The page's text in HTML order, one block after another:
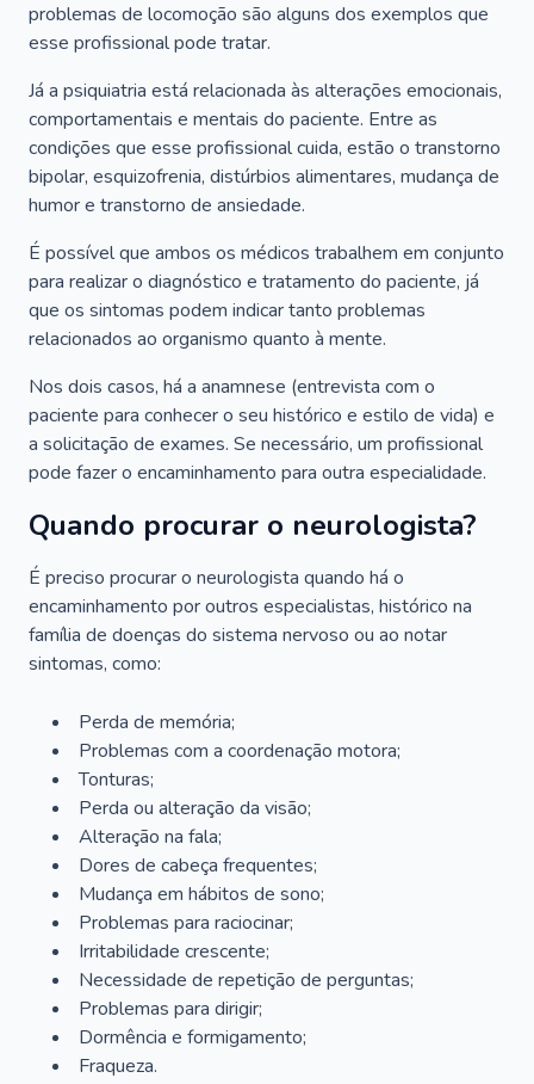
problemas de locomoção são alguns dos exemplos que
esse profissional pode tratar.
Já a psiquiatria está relacionada às alterações emocionais,
comportamentais e mentais do paciente. Entre as
condições que esse profissional cuida, estão o transtorno
bipolar, esquizofrenia, distúrbios alimentares, mudança de
humor e transtorno de ansiedade.
É possível que ambos os médicos trabalhem em conjunto
para realizar o diagnóstico e tratamento do paciente, já
que os sintomas podem indicar tanto problemas
relacionados ao organismo quanto à mente.
Nos dois casos, há a anamnese (entrevista com o
paciente para conhecer o seu histórico e estilo de vida) e
a solicitação de exames. Se necessário, um profissional
pode fazer o encaminhamento para outra especialidade.
Quando procurar o neurologista?
É preciso procurar o neurologista quando há o
encaminhamento por outros especialistas, histórico na
família de doenças do sistema nervoso ou ao notar
sintomas, como:
Perda de memória;
Problemas com a coordenação motora;
Tonturas;
Perda ou alteração da visão;
Alteração na fala;
Dores de cabeça frequentes;
Mudança em hábitos de sono;
Problemas para raciocinar;
Irritabilidade crescente;
Necessidade de repetição de perguntas;
Problemas para dirigir;
Dormência e formigamento;
Fraqueza.